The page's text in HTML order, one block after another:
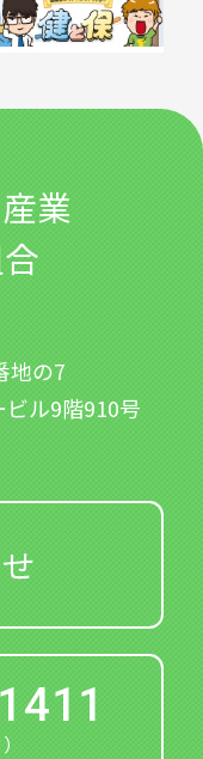
業
地の7
ル9階910号